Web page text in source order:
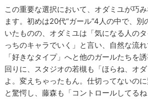
この重要な選択において、オダミユが巧
ます。初めは20代“ガール”4人の中で、別
いたものの、オダミユは「気になる人の
っちのキャラでいく」と言い、自然な流
「好きなタイプ」へと他のガールたちを
回りに、スタジオの若槻も「ほらね、オ
よ。変えちゃったもん。仕切ってないのに
と驚愕し、藤森も「コントロールしてる